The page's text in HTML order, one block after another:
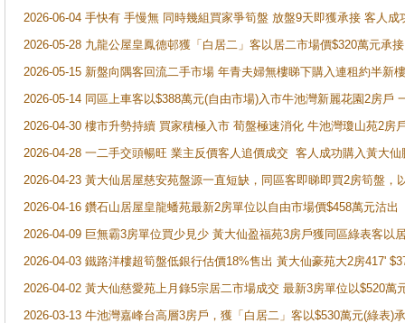
2026-06-04 手快有 手慢無 同時幾組買家爭筍盤 放盤9天即獲承接 客人
2026-05-28 九龍公屋皇鳳德邨獲「白居二」客以居二市場價$320萬元承接
2026-05-15 新盤向隅客回流二手市場 年青夫婦無樓睇下購入連租約半新
2026-05-14 同區上車客以$388萬元(自由市場)入市牛池灣新麗花園2房戶
2026-04-30 樓市升勢持續 買家積極入市 荀盤極速消化 牛池灣瓊山苑2房
2026-04-28 一二手交頭暢旺 業主反價客人追價成交 客人成功購入黃大
2026-04-23 黃大仙居屋慈安苑盤源一直短缺，同區客即睇即買2房筍盤，
2026-04-16 鑽石山居屋皇龍蟠苑最新2房單位以自由市場價$458萬元沽出
2026-04-09 巨無霸3房單位買少見少 黃大仙盈福苑3房戶獲同區綠表客以
2026-04-03 鐵路洋樓超筍盤低銀行估價18%售出 黃大仙豪苑大2房417'
2026-04-02 黃大仙慈愛苑上月錄5宗居二市場成交 最新3房單位以$520萬
2026-03-13 牛池灣嘉峰台高層3房戶，獲「白居二」客以$530萬元(綠表)